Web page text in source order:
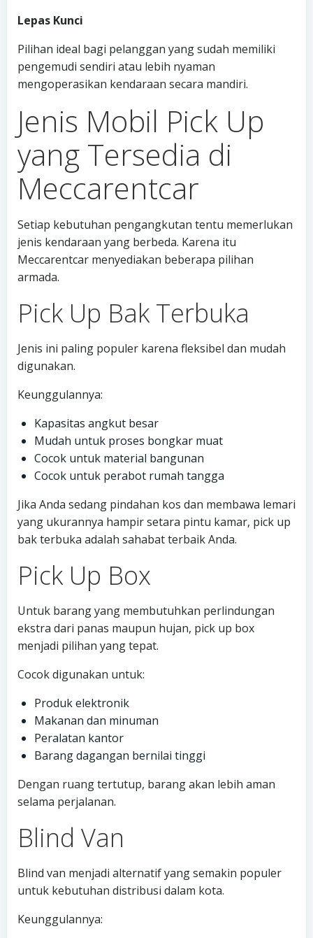
Lepas Kunci
Pilihan ideal bagi pelanggan yang sudah memiliki
pengemudi sendiri atau lebih nyaman
mengoperasikan kendaraan secara mandiri.
Jenis Mobil Pick Up
yang Tersedia di
Meccarentcar
Setiap kebutuhan pengangkutan tentu memerlukan
jenis kendaraan yang berbeda. Karena itu
Meccarentcar menyediakan beberapa pilihan
armada.
Pick Up Bak Terbuka
Jenis ini paling populer karena fleksibel dan mudah
digunakan.
Keunggulannya:
Kapasitas angkut besar
Mudah untuk proses bongkar muat
Cocok untuk material bangunan
Cocok untuk perabot rumah tangga
Jika Anda sedang pindahan kos dan membawa lemari
yang ukurannya hampir setara pintu kamar, pick up
bak terbuka adalah sahabat terbaik Anda.
Pick Up Box
Untuk barang yang membutuhkan perlindungan
ekstra dari panas maupun hujan, pick up box
menjadi pilihan yang tepat.
Cocok digunakan untuk:
Produk elektronik
Makanan dan minuman
Peralatan kantor
Barang dagangan bernilai tinggi
Dengan ruang tertutup, barang akan lebih aman
selama perjalanan.
Blind Van
Blind van menjadi alternatif yang semakin populer
untuk kebutuhan distribusi dalam kota.
Keunggulannya: